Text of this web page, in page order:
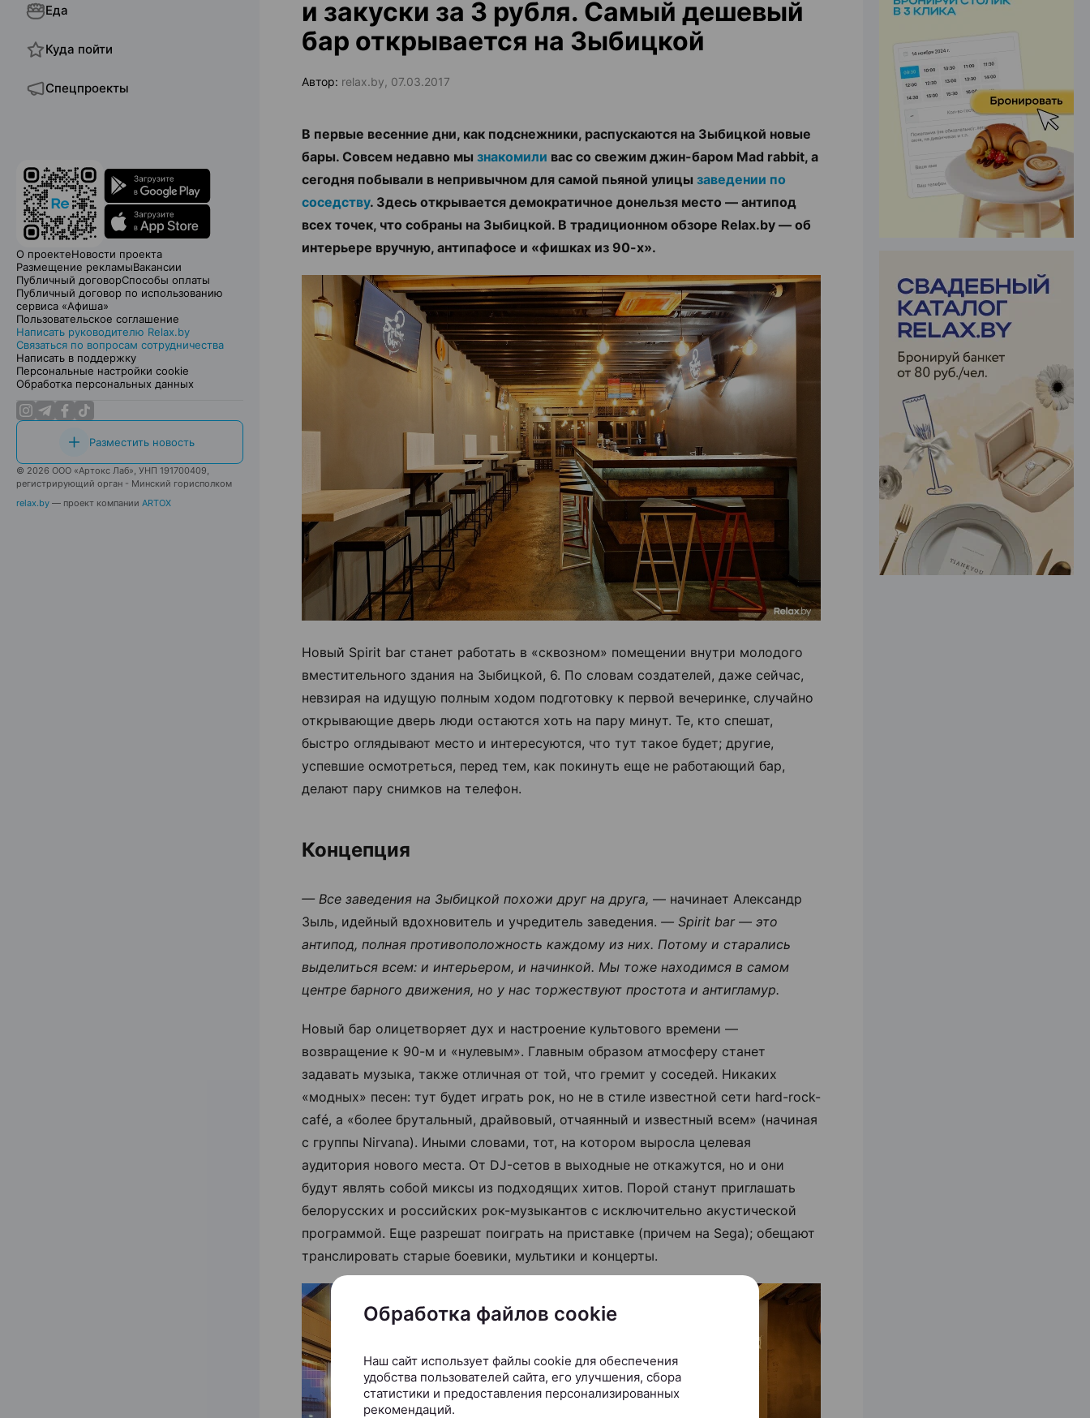
Еда
Куда пойти
Спецпроекты
О проектеНовости проекта
Размещение рекламыВакансии
Публичный договорСпособы оплаты
Публичный договор по использованию
сервиса «Афиша»
Пользовательское соглашение
Написать руководителю Relax.by
Связаться по вопросам сотрудничества
Написать в поддержку
Персональные настройки cookie
Обработка персональных данных
Разместить новость
© 2026 ООО «Артокс Лаб», УНП 191700409,
регистрирующий орган - Минский горисполком
relax.by — проект компании ARTOX
и закуски за 3 рубля. Самый дешевый
бар открывается на Зыбицкой
Автор: relax.by, 07.03.2017
В первые весенние дни, как подснежники, распускаются на Зыбицкой новые
бары. Совсем недавно мы знакомили вас со свежим джин-баром Mad rabbit, а
сегодня побывали в непривычном для самой пьяной улицы заведении по
соседству. Здесь открывается демократичное донельзя место — антипод
всех точек, что собраны на Зыбицкой. В традиционном обзоре Relax.by — об
интерьере вручную, антипафосе и «фишках из 90-х».
Новый Spirit bar станет работать в «сквозном» помещении внутри молодого
вместительного здания на Зыбицкой, 6. По словам создателей, даже сейчас,
невзирая на идущую полным ходом подготовку к первой вечеринке, случайно
открывающие дверь люди остаются хоть на пару минут. Те, кто спешат,
быстро оглядывают место и интересуются, что тут такое будет; другие,
успевшие осмотреться, перед тем, как покинуть еще не работающий бар,
делают пару снимков на телефон.
Концепция
— Все заведения на Зыбицкой похожи друг на друга, — начинает Александр
Зыль, идейный вдохновитель и учредитель заведения. — Spirit bar — это
антипод, полная противоположность каждому из них. Потому и старались
выделиться всем: и интерьером, и начинкой. Мы тоже находимся в самом
центре барного движения, но у нас торжествуют простота и антигламур.
Новый бар олицетворяет дух и настроение культового времени —
возвращение к 90-м и «нулевым». Главным образом атмосферу станет
задавать музыка, также отличная от той, что гремит у соседей. Никаких
«модных» песен: тут будет играть рок, но не в стиле известной сети hard-rock-
café, а «более брутальный, драйвовый, отчаянный и известный всем» (начиная
с группы Nirvana). Иными словами, тот, на котором выросла целевая
аудитория нового места. От DJ-сетов в выходные не откажутся, но и они
будут являть собой миксы из подходящих хитов. Порой станут приглашать
белорусских и российских рок-музыкантов с исключительно акустической
программой. Еще разрешат поиграть на приставке (причем на Sega); обещают
транслировать старые боевики, мультики и концерты.
ЭФФЕКТИВНАЯ РЕКЛАМА НА САЙТЕ
ЭФФЕКТИВНАЯ РЕКЛАМА НА САЙТЕ
Обработка файлов cookie
Наш сайт использует файлы cookie для обеспечения
удобства пользователей сайта, его улучшения, сбора
статистики и предоставления персонализированных
рекомендаций.